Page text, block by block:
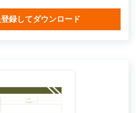
録してダウンロード